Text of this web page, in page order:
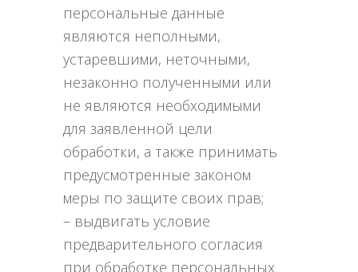
персональные данные
являются неполными,
устаревшими, неточными,
незаконно полученными или
не являются необходимыми
для заявленной цели
обработки, а также принимать
предусмотренные законом
меры по защите своих прав;
– выдвигать условие
предварительного согласия
при обработке персональных